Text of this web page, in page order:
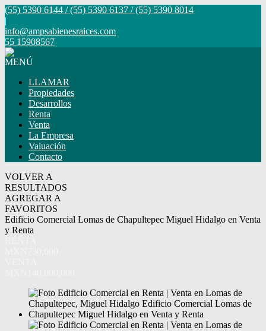
(55) 5390 6144 / (55) 5390 6137 / (55) 5390 8014
|
info@ampsabienesraices.com
55 15908567
MENÚ
LLAMAR
Propiedades
Desarrollos
Renta
Venta
La Empresa
Valuación
Contacto
VOLVER A
RESULTADOS
AGREGAR A
FAVORITOS
Edificio Comercial Lomas de Chapultepec Miguel Hidalgo en Venta
y Renta